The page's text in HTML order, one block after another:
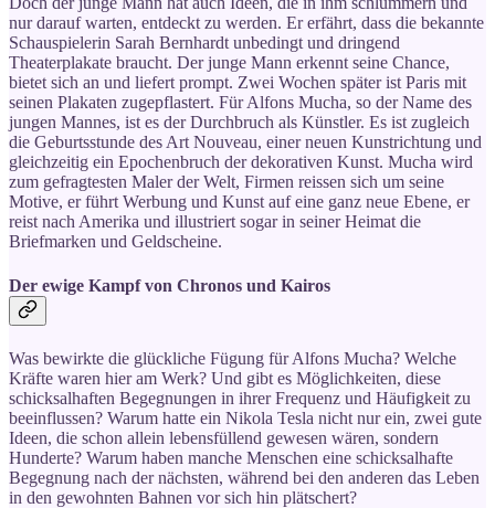
nur darauf warten, entdeckt zu werden. Er erfährt, dass die bekannte
Schauspielerin Sarah Bernhardt unbedingt und dringend
Theaterplakate braucht. Der junge Mann erkennt seine Chance,
bietet sich an und liefert prompt. Zwei Wochen später ist Paris mit
seinen Plakaten zugepflastert. Für Alfons Mucha, so der Name des
jungen Mannes, ist es der Durchbruch als Künstler. Es ist zugleich
die Geburtsstunde des Art Nouveau, einer neuen Kunstrichtung und
gleichzeitig ein Epochenbruch der dekorativen Kunst. Mucha wird
zum gefragtesten Maler der Welt, Firmen reissen sich um seine
Motive, er führt Werbung und Kunst auf eine ganz neue Ebene, er
reist nach Amerika und illustriert sogar in seiner Heimat die
Briefmarken und Geldscheine.
Der ewige Kampf von Chronos und Kairos
Was bewirkte die glückliche Fügung für Alfons Mucha? Welche
Kräfte waren hier am Werk? Und gibt es Möglichkeiten, diese
schicksalhaften Begegnungen in ihrer Frequenz und Häufigkeit zu
beeinflussen? Warum hatte ein Nikola Tesla nicht nur ein, zwei gute
Ideen, die schon allein lebensfüllend gewesen wären, sondern
Hunderte? Warum haben manche Menschen eine schicksalhafte
Begegnung nach der nächsten, während bei den anderen das Leben
in den gewohnten Bahnen vor sich hin plätschert?